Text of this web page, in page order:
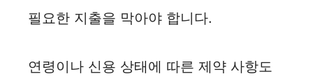
필요한 지출을 막아야 합니다.
연령이나 신용 상태에 따른 제약 사항도